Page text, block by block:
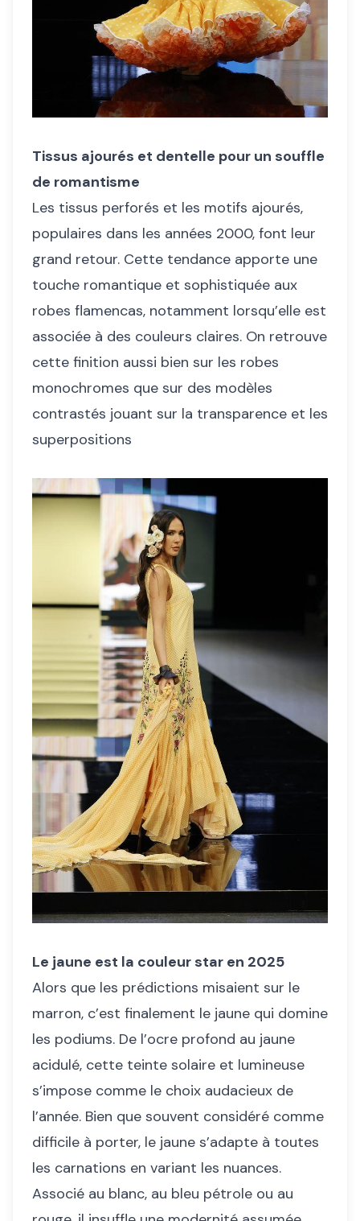
Tissus ajourés et dentelle pour un souffle
de romantisme
Les tissus perforés et les motifs ajourés,
populaires dans les années 2000, font leur
grand retour. Cette tendance apporte une
touche romantique et sophistiquée aux
robes flamencas, notamment lorsqu’elle est
associée à des couleurs claires. On retrouve
cette finition aussi bien sur les robes
monochromes que sur des modèles
contrastés jouant sur la transparence et les
superpositions
Le jaune est la couleur star en 2025
Alors que les prédictions misaient sur le
marron, c’est finalement le jaune qui domine
les podiums. De l’ocre profond au jaune
acidulé, cette teinte solaire et lumineuse
s’impose comme le choix audacieux de
l’année. Bien que souvent considéré comme
difficile à porter, le jaune s’adapte à toutes
les carnations en variant les nuances.
Associé au blanc, au bleu pétrole ou au